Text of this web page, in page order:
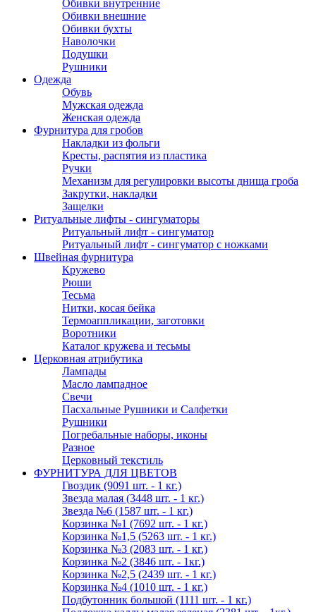
Обивки внутренние
Обивки внешние
Обивки бухты
Наволочки
Подушки
Рушники
Одежда
Обувь
Мужская одежда
Женская одежда
Фурнитура для гробов
Накладки из фольги
Кресты, распятия из пластика
Ручки
Механизм для регулировки высоты днища гроба
Закрутки, накладки
Защелки
Ритуальные лифты - сингуматоры
Ритуальный лифт - сингуматор
Ритуальный лифт - сингуматор с ножками
Швейная фурнитура
Кружево
Рюши
Тесьма
Нитки, косая бейка
Термоаппликации, заготовки
Воротники
Каталог кружева и тесьмы
Церковная атрибутика
Лампады
Масло лампадное
Свечи
Пасхальные Рушники и Салфетки
Рушники
Погребальные наборы, иконы
Разное
Церковный текстиль
ФУРНИТУРА ДЛЯ ЦВЕТОВ
Гвоздик (9091 шт. - 1 кг.)
Звезда малая (3448 шт. - 1 кг.)
Звезда №6 (1587 шт. - 1 кг.)
Корзинка №1 (7692 шт. - 1 кг.)
Корзинка №1,5 (5263 шт. - 1 кг.)
Корзинка №3 (2083 шт. - 1 кг.)
Корзинка №2 (3846 шт. - 1кг.)
Корзинка №2,5 (2439 шт. - 1 кг.)
Корзинка №4 (1010 шт. - 1 кг.)
Подбутонник большой (1111 шт. - 1 кг.)